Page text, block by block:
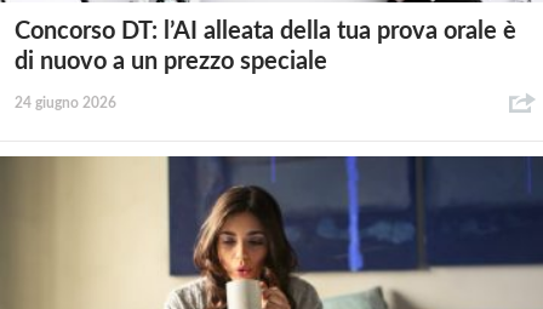
Concorso DT: l’AI alleata della tua prova orale è
di nuovo a un prezzo speciale
24 giugno 2026